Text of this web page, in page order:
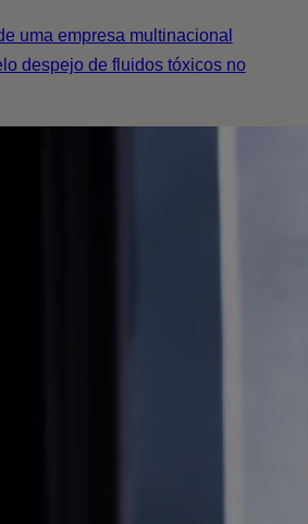
uma empresa multinacional
despejo de fluidos tóxicos no